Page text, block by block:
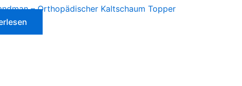
– Orthopädischer Kaltschaum Topper